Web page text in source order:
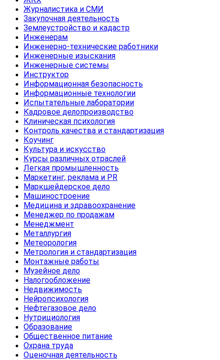
Журналистика и СМИ
Закупочная деятельность
Землеустройство и кадастр
Инженерам
Инженерно-технические работники
Инженерные изыскания
Инженерные системы
Инструктор
Информационная безопасность
Информационные технологии
Испытательные лаборатории
Кадровое делопроизводство
Клиническая психология
Контроль качества и стандартизация
Коучинг
Культура и искусство
Курсы различных отраслей
Легкая промышленность
Маркетинг, реклама и PR
Маркшейдерское дело
Машиностроение
Медицина и здравоохранение
Менеджер по продажам
Менеджмент
Металлургия
Метеорология
Метрология и стандартизация
Монтажные работы
Музейное дело
Налогообложение
Недвижимость
Нейропсихология
Нефтегазовое дело
Нутрициология
Образование
Общественное питание
Охрана труда
Оценочная деятельность